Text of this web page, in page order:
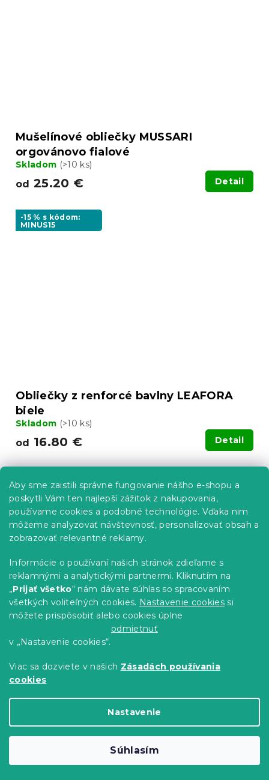
Aby sme zaistili správne fungovanie nášho e-shopu a
poskytli Vám ten najlepší zážitok z nakupovania,
používame cookies a podobné technológie. Vďaka nim
môžeme analyzovať návštevnosť, personalizovať obsah a
zobrazovať relevantné reklamy.
Informácie o používaní našich stránok zdieľame s
reklamnými a analytickými partnermi. Kliknutím na
„Prijať všetko“ nám dávate súhlas so spracovaním
všetkých voliteľných cookies. Nastavenie cookies si
môžete prispôsobiť alebo cookies úplne
odmietnuť
v „Nastavenie cookies“.
Viac sa dozviete v našich Zásadách používania
cookies
Nastavenie
Súhlasím
Mušelínové obliečky MUSSARI
orgovánovo fialové
Skladom (>10 ks)
od 25.20 € Detail
-15 % s kódom:
MINUS15
Obliečky z renforcé bavlny LEAFORA
biele
Skladom (>10 ks)
od 16.80 € Detail
MINUS15
farebné
Skladom
od12.60 € Detail
-15 % s kódom: